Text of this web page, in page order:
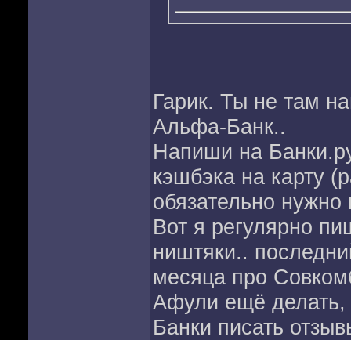
Гарик. Ты не там
Альфа-Банк..
Напиши на
кэшбэка на карту
обязательно нужно
Вот я регулярно
ништяки..
месяца про
Афули ещё делать,
Банки писать